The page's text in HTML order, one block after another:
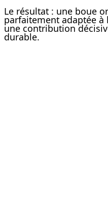
Le résultat : une boue
parfaitement adaptée à
une contribution
durable.